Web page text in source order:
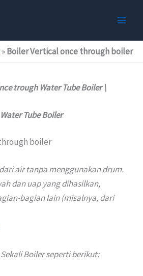
»Boiler Vertical once through boiler
trough Water Tube Boiler \
Tube Boiler
boiler
air tanpa menggunakan drum.
dan uap yang dihasilkan,
bagian lain (misalnya, dari
Boiler seperti berikut: